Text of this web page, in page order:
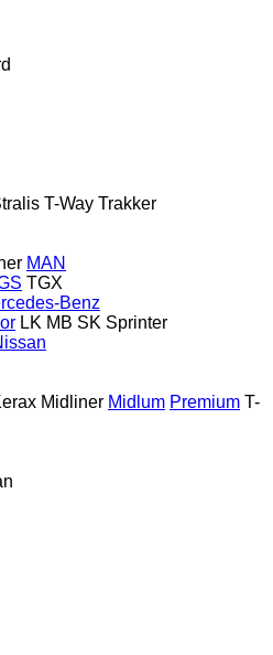
T-Way Trakker
MAN
TGX
Benz
LK MB SK Sprinter
Midliner Midlum Premium T-